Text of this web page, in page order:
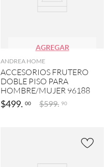
AGREGAR
ANDREA HOME
ACCESORIOS FRUTERO
DOBLE PISO PARA
HOMBRE/MUJER 96188
$499. 00 $599. 90